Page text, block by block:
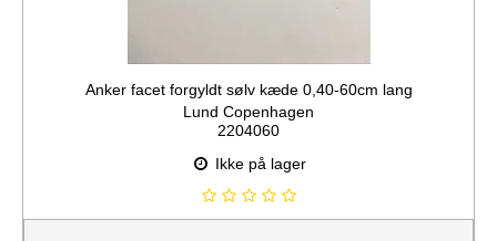
Anker facet forgyldt sølv kæde 0,40-60cm lang
Lund Copenhagen
2204060
Ikke på lager